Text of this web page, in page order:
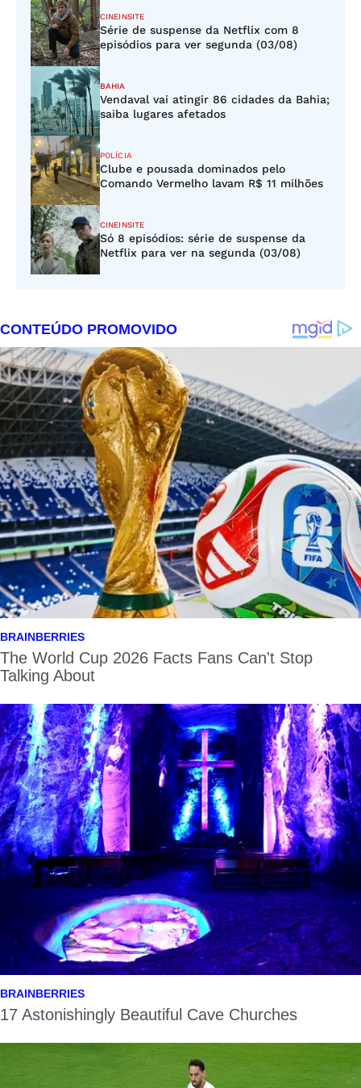
CINEINSITE
Série de suspense da Netflix com 8
episódios para ver segunda (03/08)
BAHIA
Vendaval vai atingir 86 cidades da Bahia;
saiba lugares afetados
POLÍCIA
Clube e pousada dominados pelo
Comando Vermelho lavam R$ 11 milhões
CINEINSITE
Só 8 episódios: série de suspense da
Netflix para ver na segunda (03/08)